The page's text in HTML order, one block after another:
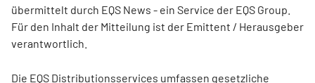
übermittelt durch EQS News - ein Service der EQS Group.
Für den Inhalt der Mitteilung ist der Emittent / Herausgeber
verantwortlich.
Die EQS Distributionsservices umfassen gesetzliche